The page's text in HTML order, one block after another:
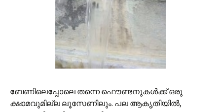
ബേണിലെപ്പോലെ തന്നെ ഫൌണ്ടനുകള്‍ക്ക് ഒരു
ക്ഷാമവുമില്ല ലൂസേണിലും. പല ആകൃതിയില്‍,